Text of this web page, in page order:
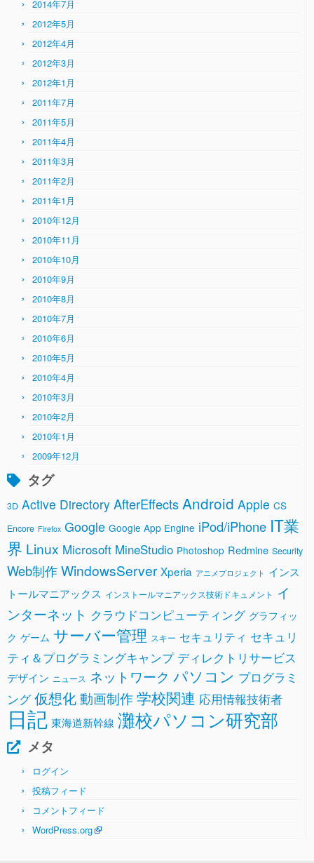
2014年7月
2012年5月
2012年4月
2012年3月
2012年1月
2011年7月
2011年5月
2011年4月
2011年3月
2011年2月
2011年1月
2010年12月
2010年11月
2010年10月
2010年9月
2010年8月
2010年7月
2010年6月
2010年5月
2010年4月
2010年3月
2010年2月
2010年1月
2009年12月
タグ
3D Active Directory AfterEffectsAndroid Apple CS
Encore Firefox Google Google App Engine iPod/iPhone IT業
界 Linux Microsoft MineStudio Photoshop Redmine Security
Web制作WindowsServer Xperia アニメプロジェクト インス
トールマニアックス インストールマニアックス技術ドキュメント イ
ンターネット クラウドコンピューティング グラフィッ
ク ゲーム サーバー管理 スキー セキュリティ セキュリ
ティ＆プログラミングキャンプ ディレクトリサービス
デザイン ニュース ネットワーク パソコン プログラミ
ング 仮想化動画制作学校関連 応用情報技術者
日記 東海道新幹線 灘校パソコン研究部
メタ
ログイン
投稿フィード
コメントフィード
WordPress.org